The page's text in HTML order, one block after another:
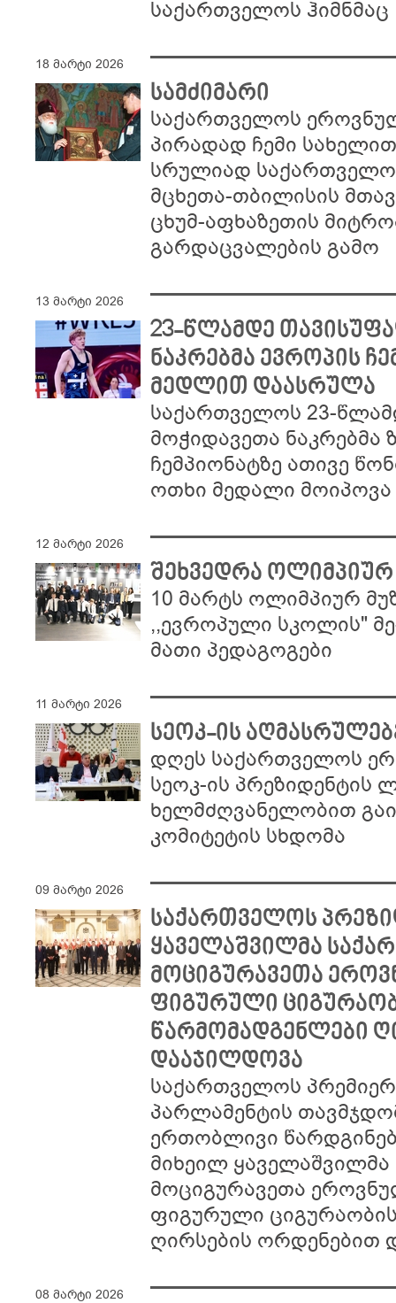
საქართველოს ჰიმნმაც
18 მარტი 2026
სამძიმარი
საქართველოს
პირადად ჩემი
სრულიად
მცხეთა-თბილისის
ცხუმ-აფხაზეთის
გარდაცვალების გამო
13 მარტი 2026
23-წლამდე
ნაკრებმა ევროპის
მედლით დაასრულა
საქართველოს 23-
მოჭიდავეთა ნაკრებმა
ჩემპიონატზე ათივე
ოთხი მედალი მოიპოვა
12 მარტი 2026
შეხვედრა ოლიმპიურ
10 მარტს ოლიმპიურ
,,ევროპული სკოლის"
მათი პედაგოგები
11 მარტი 2026
სეოკ-ის
დღეს საქართველოს
სეოკ-ის პრეზიდენტის
ხელმძღვანელობით
კომიტეტის სხდომა
09 მარტი 2026
საქართველოს
ყაველაშვილმა
მოციგურავეთა
ფიგურული
წარმომადგენლები
დააჯილდოვა
საქართველოს
პარლამენტის
ერთობლივი
მიხეილ
მოციგურავეთა
ფიგურული
ღირსების ორდენებით
08 მარტი 2026